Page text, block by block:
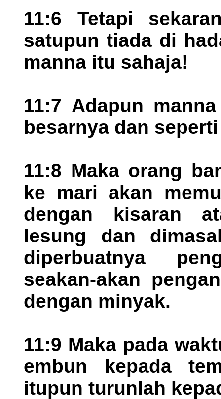
11:6 Tetapi
satupun tiada di
manna itu sahaja!
11:7 Adapun
besarnya dan
11:8 Maka orang
ke mari akan
dengan kisaran
lesung dan
diperbuatnya
seakan-akan
dengan minyak.
11:9 Maka pada
embun kepada
itupun turunlah